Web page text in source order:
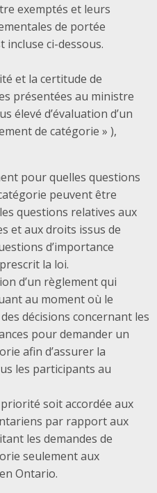
exemptés et leurs
de portée
incluse ci-dessous.
et la certitude de
présentées au ministre
élevé d’évaluation d’un
de catégorie » ),
pour quelles questions
peuvent être
questions relatives aux
et aux droits issus de
d’importance
la loi.
d’un règlement qui
au moment où le
décisions concernant les
pour demander un
afin d’assurer la
les participants au
soit accordée aux
par rapport aux
les demandes de
seulement aux
Ontario.